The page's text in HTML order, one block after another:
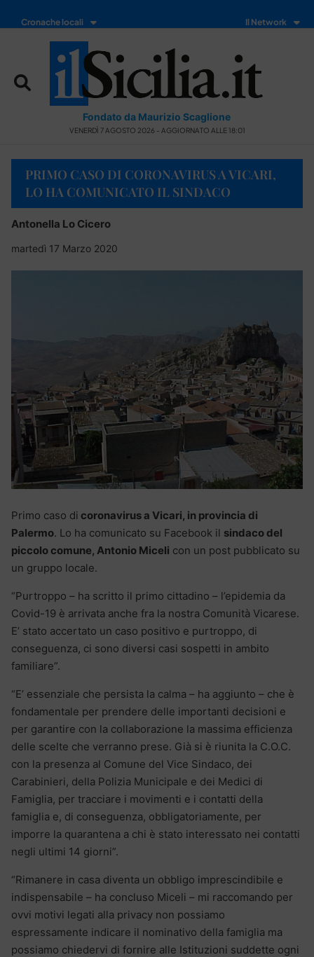
Cronache locali Il Network
Fondato da Maurizio Scaglione
VENERDÌ 7 AGOSTO 2026 - AGGIORNATO ALLE 18:01
PRIMO CASO DI CORONAVIRUS A VICARI,
LO HA COMUNICATO IL SINDACO
Antonella Lo Cicero
martedì 17 Marzo 2020
Primo caso di coronavirus a Vicari, in provincia di
Palermo. Lo ha comunicato su Facebook il sindaco del
piccolo comune, Antonio Miceli con un post pubblicato su
un gruppo locale.
“Purtroppo – ha scritto il primo cittadino – l’epidemia da
Covid-19 è arrivata anche fra la nostra Comunità Vicarese.
E’ stato accertato un caso positivo e purtroppo, di
conseguenza, ci sono diversi casi sospetti in ambito
familiare”.
“E’ essenziale che persista la calma – ha aggiunto – che è
fondamentale per prendere delle importanti decisioni e
per garantire con la collaborazione la massima efficienza
delle scelte che verranno prese. Già si è riunita la C.O.C.
con la presenza al Comune del Vice Sindaco, dei
Carabinieri, della Polizia Municipale e dei Medici di
Famiglia, per tracciare i movimenti e i contatti della
famiglia e, di conseguenza, obbligatoriamente, per
imporre la quarantena a chi è stato interessato nei contatti
negli ultimi 14 giorni”.
“Rimanere in casa diventa un obbligo imprescindibile e
indispensabile – ha concluso Miceli – mi raccomando per
ovvi motivi legati alla privacy non possiamo
espressamente indicare il nominativo della famiglia ma
possiamo chiedervi di fornire alle Istituzioni suddette ogni